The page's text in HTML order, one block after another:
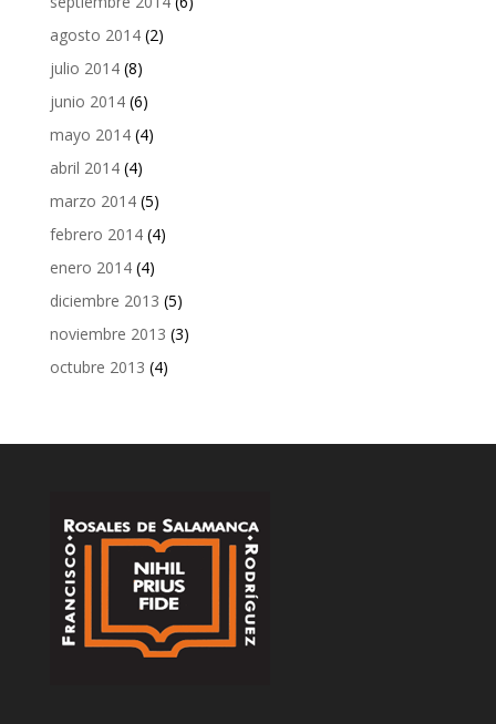
agosto 2014(2)
julio 2014(8)
junio 2014(6)
mayo 2014(4)
abril 2014(4)
marzo 2014(5)
febrero 2014(4)
enero 2014(4)
diciembre 2013 (5)
noviembre 2013 (3)
octubre 2013 (4)